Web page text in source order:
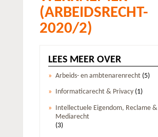
(ARBEIDSRECHT-
2020/2)
LEES MEER OVER
Arbeids- en ambtenarenrecht (5)
Informaticarecht & Privacy (1)
Intellectuele Eigendom, Reclame &
Mediarecht
(3)